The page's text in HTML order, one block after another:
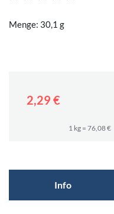
Menge: 30,1 g
2,29 €
1 kg = 76,08 €
Info